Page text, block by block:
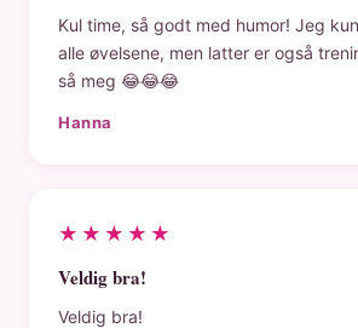
Kul time, så godt med humor! Jeg
alle øvelsene, men latter er også
så meg 😂😂😂
Hanna
★★★★★
Veldig bra!
Veldig bra!